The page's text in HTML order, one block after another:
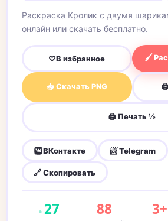
Раскраска Кролик с двумя
онлайн или скачать бесплатно.
♡В избранное 🖌
📥 Скачать PNG 🖨
🖨 Печать ½
ВКонтакте 📨 Telegram
🔗 Скопировать
27 88 3+